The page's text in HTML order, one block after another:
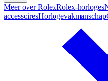
Meer over RolexRolex-horloges
accessoiresHorlogevakmanschap